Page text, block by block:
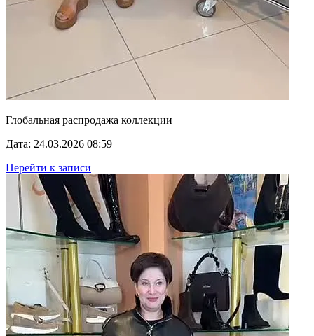
Глобальная распродажа коллекции
Дата: 24.03.2026 08:59
Перейти к записи